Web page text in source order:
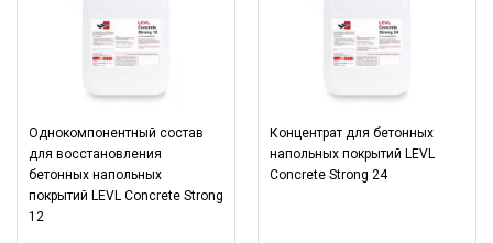
Однокомпонентный состав
для восстановления
бетонных напольных
покрытий LEVL Сoncrete Strong
12
Концентрат для бетонных
напольных покрытий LEVL
Сoncrete Strong 24